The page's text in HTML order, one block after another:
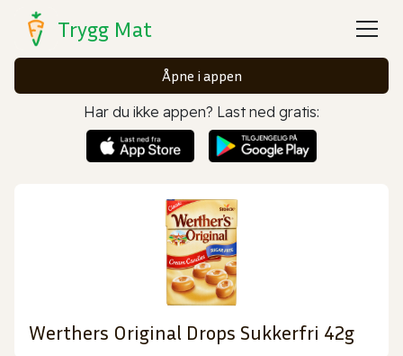
Trygg Mat
Åpne i appen
Har du ikke appen? Last ned gratis:
Werthers Original Drops Sukkerfri 42g